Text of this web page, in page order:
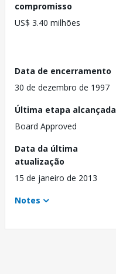
compromisso
US$ 3.40 milhões
Data de encerramento
30 de dezembro de 1997
Última etapa alcançada
Board Approved
Data da última
atualização
15 de janeiro de 2013
Notes